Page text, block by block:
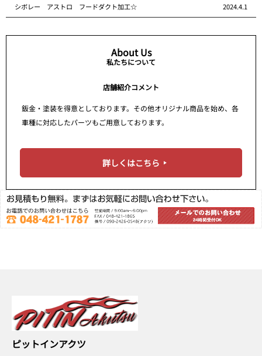
シボレー アストロ フードダクト加工☆ 2024.4.1
About Us
私たちについて
店舗紹介コメント
鈑金・塗装を得意としております。その他オリジナル商品を始め、各
車種に対応したパーツもご用意しております。
詳しくはこちら
ピットインアクツ